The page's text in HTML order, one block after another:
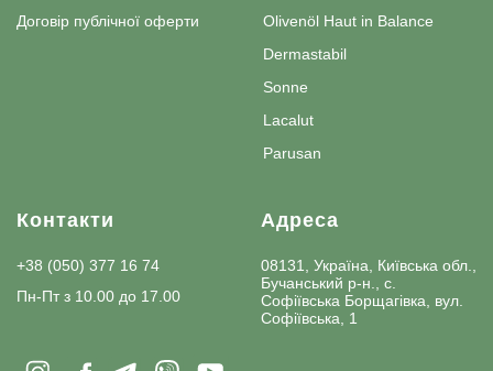
Договір публічної оферти
Olivenöl Haut in Balance
Dermastabil
Sonne
Lacalut
Parusan
Контакти
+38 (050) 377 16 74
Пн-Пт з 10.00 до 17.00
Адреса
08131, Україна, Київська обл.,
Бучанський р-н., с.
Софіївська Борщагівка, вул.
Софіївська, 1